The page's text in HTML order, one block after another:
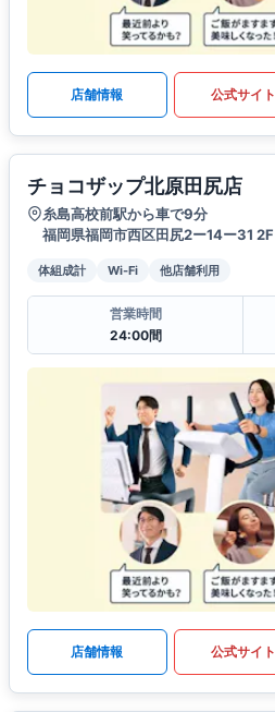
店舗情報 公式サイト
チョコザップ北原田尻店
糸島高校前駅から車で9分
福岡県福岡市西区田尻2ー14ー31 2F
体組成計 Wi-Fi 他店舗利用
営業時間
24:00間
店舗情報 公式サイト